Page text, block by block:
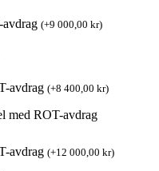
avdrag (+9 000,00 kr)
avdrag (+8 400,00 kr)
med ROT-avdrag
avdrag (+12 000,00 kr)